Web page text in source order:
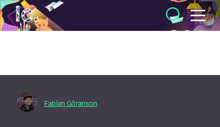
Illustratörcentrum
Fabian Göranson